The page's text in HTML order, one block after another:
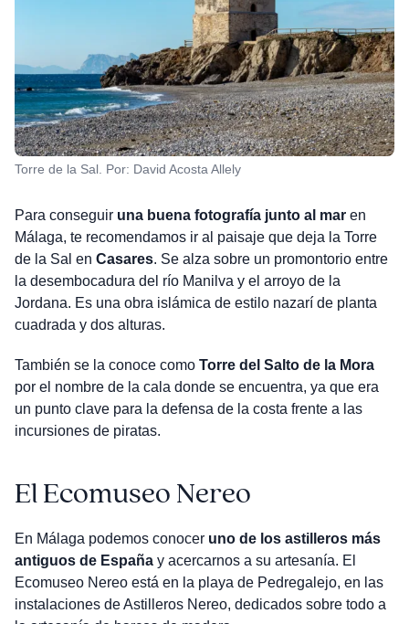
Torre de la Sal. Por: David Acosta Allely
Para conseguir una buena fotografía junto al maren
Málaga, te recomendamos ir al paisaje que deja la Torre
de la Sal en Casares. Se alza sobre un promontorio entre
la desembocadura del río Manilva y el arroyo de la
Jordana. Es una obra islámica de estilo nazarí de planta
cuadrada y dos alturas.
También se la conoce como Torre del Salto de la Mora
por el nombre de la cala donde se encuentra, ya que era
un punto clave para la defensa de la costa frente a las
incursiones de piratas.
El Ecomuseo Nereo
En Málaga podemos conocer uno de los astilleros más
antiguos de Españay acercarnos a su artesanía. El
Ecomuseo Nereo está en la playa de Pedregalejo, en las
instalaciones de Astilleros Nereo, dedicados sobre todo a